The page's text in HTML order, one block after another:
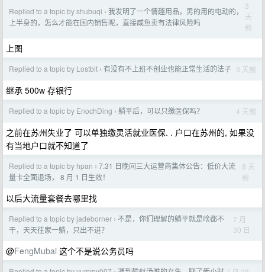
Replied to a topic by shubuqi › 我发明了一个情趣用品，男的用的电动的，
上半身的，怎么才能在国内销售呢，直接咸鱼卖有法律风险吗
3
天
前
上图
Replied to a topic by Lostbit › 有没有不上班不创业也能正常生活的法子 3 天前
继承 500w 存银行
Replied to a topic by EnochDing › 躺平后，可以只缴医保吗？ 4 天前
之前在苏州失业了 可以单独缴灵活就业医保. . 户口在苏州的, 如果没
有当地户口就不知道了
Replied to a topic by hpan › 7.31 日晚间三大运营商集体公告：低价大流
量卡全面退场， 8 月 1 日生效！
8 天
前
以后大流量套餐去哪里找
Replied to a topic by jadeborner › 不是，你们理解的躺平就是啥都不
干，天天往家一躺，只出不进？
7 月
30 日
@FengMubai 这个不是说公务员吗